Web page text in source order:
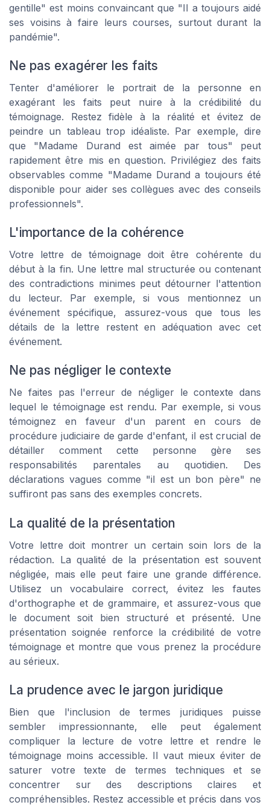
gentille" est moins convaincant que "Il a toujours aidé
ses voisins à faire leurs courses, surtout durant la
pandémie".
Ne pas exagérer les faits
Tenter d'améliorer le portrait de la personne en
exagérant les faits peut nuire à la crédibilité du
témoignage. Restez fidèle à la réalité et évitez de
peindre un tableau trop idéaliste. Par exemple, dire
que "Madame Durand est aimée par tous" peut
rapidement être mis en question. Privilégiez des faits
observables comme "Madame Durand a toujours été
disponible pour aider ses collègues avec des conseils
professionnels".
L'importance de la cohérence
Votre lettre de témoignage doit être cohérente du
début à la fin. Une lettre mal structurée ou contenant
des contradictions minimes peut détourner l'attention
du lecteur. Par exemple, si vous mentionnez un
événement spécifique, assurez-vous que tous les
détails de la lettre restent en adéquation avec cet
événement.
Ne pas négliger le contexte
Ne faites pas l'erreur de négliger le contexte dans
lequel le témoignage est rendu. Par exemple, si vous
témoignez en faveur d'un parent en cours de
procédure judiciaire de garde d'enfant, il est crucial de
détailler comment cette personne gère ses
responsabilités parentales au quotidien. Des
déclarations vagues comme "il est un bon père" ne
suffiront pas sans des exemples concrets.
La qualité de la présentation
Votre lettre doit montrer un certain soin lors de la
rédaction. La qualité de la présentation est souvent
négligée, mais elle peut faire une grande différence.
Utilisez un vocabulaire correct, évitez les fautes
d'orthographe et de grammaire, et assurez-vous que
le document soit bien structuré et présenté. Une
présentation soignée renforce la crédibilité de votre
témoignage et montre que vous prenez la procédure
au sérieux.
La prudence avec le jargon juridique
Bien que l'inclusion de termes juridiques puisse
sembler impressionnante, elle peut également
compliquer la lecture de votre lettre et rendre le
témoignage moins accessible. Il vaut mieux éviter de
saturer votre texte de termes techniques et se
concentrer sur des descriptions claires et
compréhensibles. Restez accessible et précis dans vos